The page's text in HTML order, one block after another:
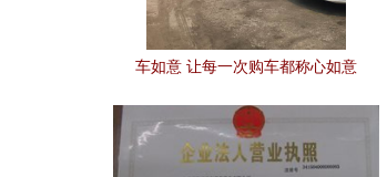
车如意 让每一次购车都称心如意